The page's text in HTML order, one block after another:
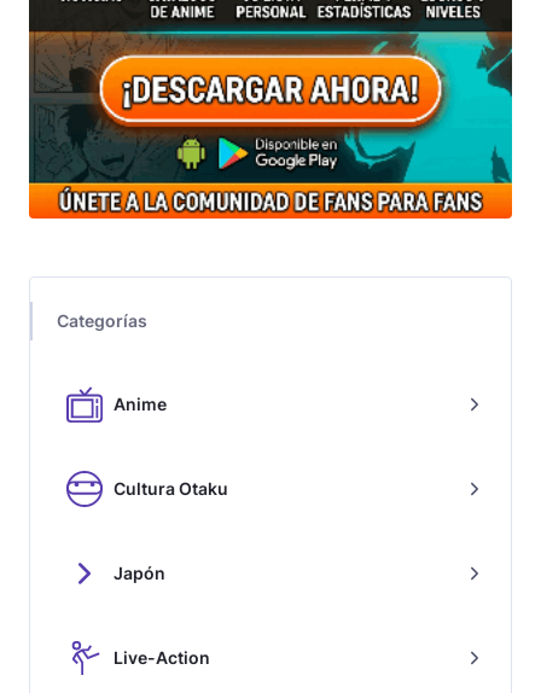
Categorías
Anime
Cultura Otaku
Japón
Live-Action